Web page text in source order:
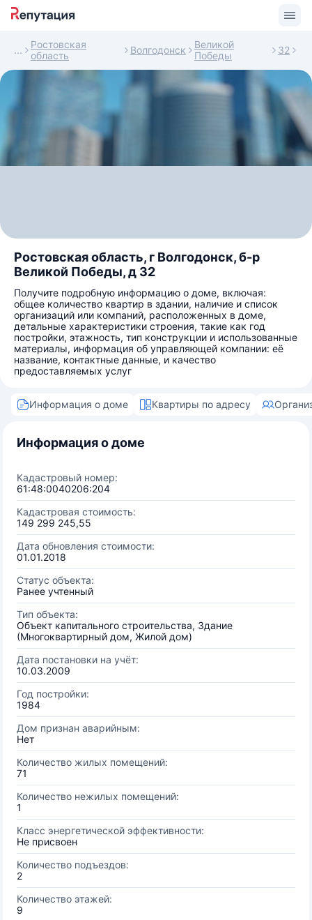
Ростовская
область
Волгодонск
Великой
Победы
32
Ростовская область, г Волгодонск, б-р
Великой Победы, д 32
Получите подробную информацию о доме, включая:
общее количество квартир в здании, наличие и список
организаций или компаний, расположенных в доме,
детальные характеристики строения, такие как год
постройки, этажность, тип конструкции и использованные
материалы, информация об управляющей компании: её
название, контактные данные, и качество
предоставляемых услуг
Информация о доме Квартиры по адресу
Информация о доме
Кадастровый номер:
61:48:0040206:204
Кадастровая стоимость:
149 299 245,55
Дата обновления стоимости:
01.01.2018
Статус объекта:
Ранее учтенный
Тип объекта:
Объект капитального строительства, Здание
(Многоквартирный дом, Жилой дом)
Дата постановки на учёт:
10.03.2009
Год постройки:
1984
Дом признан аварийным:
Нет
Количество жилых помещений:
71
Количество нежилых помещений:
1
Класс энергетической эффективности:
Не присвоен
Количество подъездов:
2
Количество этажей:
9